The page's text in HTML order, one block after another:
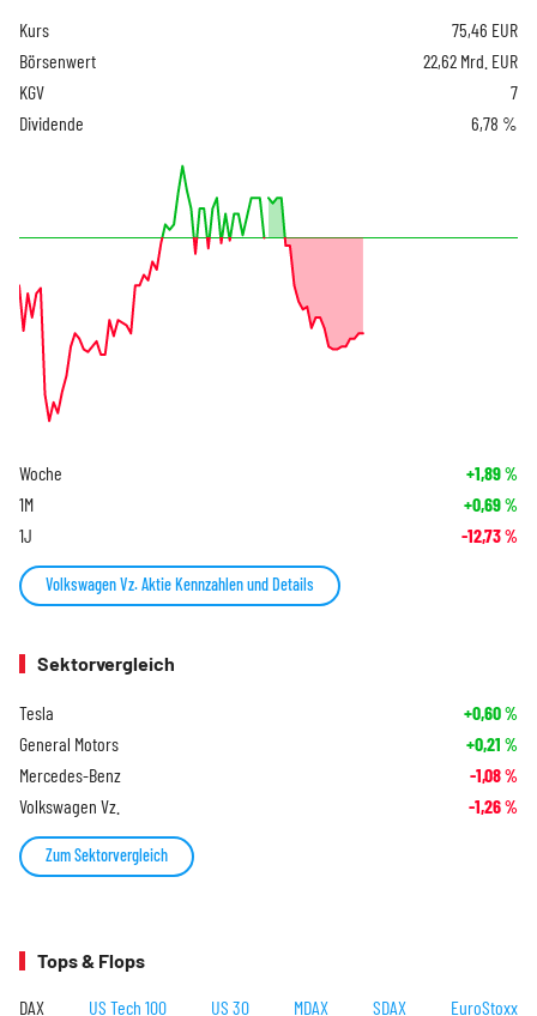
Kurs 75,46 EUR
Börsenwert
22,62 Mrd. EUR
KGV
7
Dividende
6,78 %
Woche +1,89%
1M +0,69%
1J -12,73%
Volkswagen Vz. Aktie Kennzahlen und Details
Sektorvergleich
Tesla +0,60%
General Motors +0,21 %
Mercedes-Benz -1,08%
Volkswagen Vz. -1,26%
Zum Sektorvergleich
Tops & Flops
DAX US Tech 100 US 30 MDAX SDAX EuroStoxx